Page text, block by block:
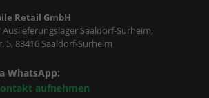
Retail GmbH
Saaldorf-Surheim,
5, 83416 Saaldorf-Surheim
WhatsApp:
aufnehmen